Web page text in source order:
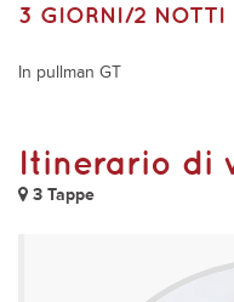
3 GIORNI/2 NOTTI
In pullman GT
Itinerario di
3 Tappe